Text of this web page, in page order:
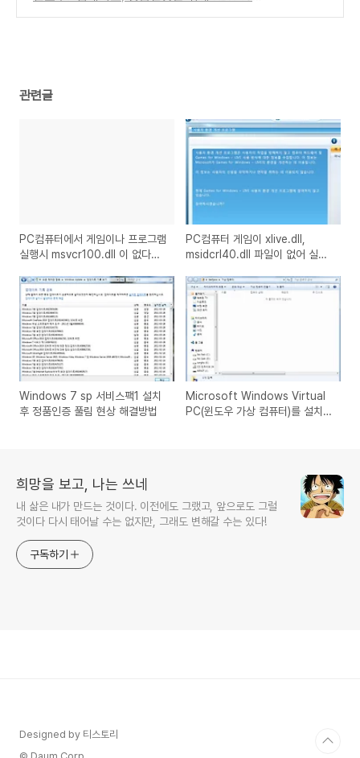
관련글
PC컴퓨터에서 게임이나 프로그램
실행시 msvcr100.dll 이 없다고
PC컴퓨터 게임이 xlive.dll,
msidcrl40.dll 파일이 없어 실행
Windows 7 sp 서비스팩1 설치
후 정품인증 풀림 현상 해결방법
Microsoft Windows Virtual
PC(윈도우 가상 컴퓨터)를 설치하
희망을 보고, 나는 쓰네
내 삶은 내가 만드는 것이다. 이전에도 그랬고, 앞으로도 그럴
것이다 다시 태어날 수는 없지만, 그래도 변해갈 수는 있다!
구독하기
Designed by 티스토리